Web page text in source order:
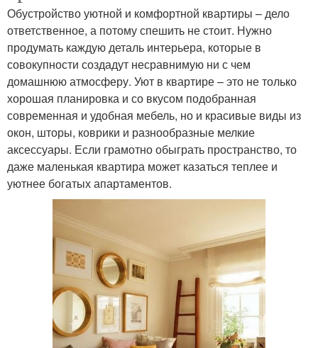
Обустройство уютной и комфортной квартиры – дело
ответственное, а потому спешить не стоит. Нужно
продумать каждую деталь интерьера, которые в
совокупности создадут несравнимую ни с чем
домашнюю атмосферу. Уют в квартире – это не только
хорошая планировка и со вкусом подобранная
современная и удобная мебель, но и красивые виды из
окон, шторы, коврики и разнообразные мелкие
аксессуары. Если грамотно обыграть пространство, то
даже маленькая квартира может казаться теплее и
уютнее богатых апартаментов.